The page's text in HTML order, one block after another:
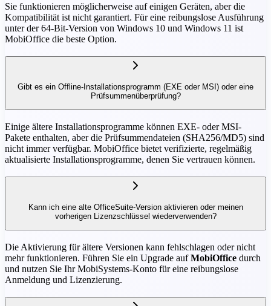
Sie funktionieren möglicherweise auf einigen Geräten, aber die
Kompatibilität ist nicht garantiert. Für eine reibungslose Ausführung
unter der 64-Bit-Version von Windows 10 und Windows 11 ist
MobiOffice die beste Option.
Gibt es ein Offline-Installationsprogramm (EXE oder MSI) oder eine
Prüfsummenüberprüfung?
Einige ältere Installationsprogramme können EXE- oder MSI-
Pakete enthalten, aber die Prüfsummendateien (SHA256/MD5) sind
nicht immer verfügbar. MobiOffice bietet verifizierte, regelmäßig
aktualisierte Installationsprogramme, denen Sie vertrauen können.
Kann ich eine alte OfficeSuite-Version aktivieren oder meinen
vorherigen Lizenzschlüssel wiederverwenden?
Die Aktivierung für ältere Versionen kann fehlschlagen oder nicht
mehr funktionieren. Führen Sie ein Upgrade aufMobiOffice durch
und nutzen Sie Ihr MobiSystems-Konto für eine reibungslose
Anmeldung und Lizenzierung.